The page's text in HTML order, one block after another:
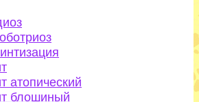
атопический
блошиный